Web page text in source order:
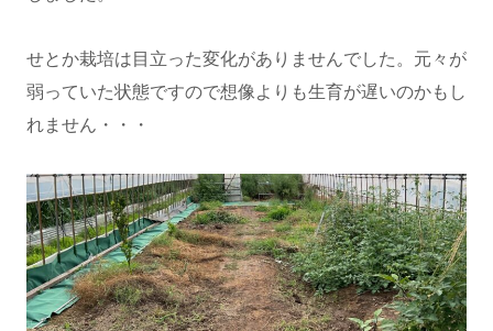
せとか栽培は目立った変化がありませんでした。元々が
弱っていた状態ですので想像よりも生育が遅いのかもし
れません・・・